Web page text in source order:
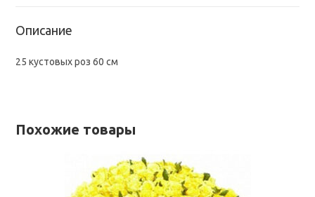
Описание
25 кустовых роз 60 см
Похожие товары